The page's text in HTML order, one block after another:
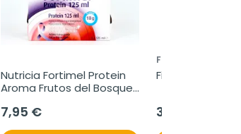
Nutricia Fortimel Protein
Aroma Frutos del Bosque,
7,95 €
FISIOPHARMA
Fibromiax, 20
30,95 €